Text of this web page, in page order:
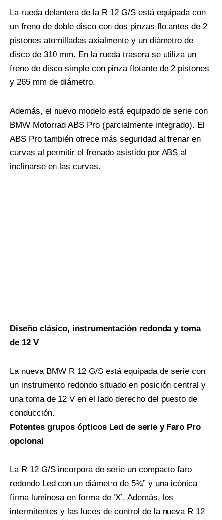
La rueda delantera de la R 12 G/S está equipada con
un freno de doble disco con dos pinzas flotantes de 2
pistones atornilladas axialmente y un diámetro de
disco de 310 mm. En la rueda trasera se utiliza un
freno de disco simple con pinza flotante de 2 pistones
y 265 mm de diámetro.
Además, el nuevo modelo está equipado de serie con
BMW Motorrad ABS Pro (parcialmente integrado). El
ABS Pro también ofrece más seguridad al frenar en
curvas al permitir el frenado asistido por ABS al
inclinarse en las curvas.
Diseño clásico, instrumentación redonda y toma
de 12 V
La nueva BMW R 12 G/S está equipada de serie con
un instrumento redondo situado en posición central y
una toma de 12 V en el lado derecho del puesto de
conducción.
Potentes grupos ópticos Led de serie y Faro Pro
opcional
La R 12 G/S incorpora de serie un compacto faro
redondo Led con un diámetro de 5¾” y una icónica
firma luminosa en forma de ‘X’. Además, los
intermitentes y las luces de control de la nueva R 12